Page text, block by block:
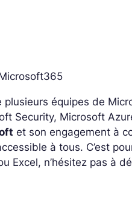
équipes de
Security, Microsoft
et son engagement à
à tous. C’est
Excel, n’hésitez pas à